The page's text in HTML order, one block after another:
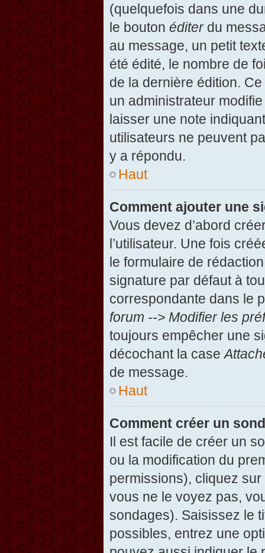
(quelquefois dans une
le bouton éditerdu
au message, un petit
été édité, le nombre de
de la dernière édition.
un administrateur
laisser une note
utilisateurs ne peuvent
y a répondu.
Haut
Comment ajouter une
Vous devez d’abord
l’utilisateur. Une fois
le formulaire de
signature par défaut à
correspondante dans le
forum --> Modifier les
toujours empêcher une
décochant la case
de message.
Haut
Comment créer un
Il est facile de créer un
ou la modification du
permissions), cliquez sur
vous ne le voyez pas,
sondages). Saisissez le
possibles, entrez une